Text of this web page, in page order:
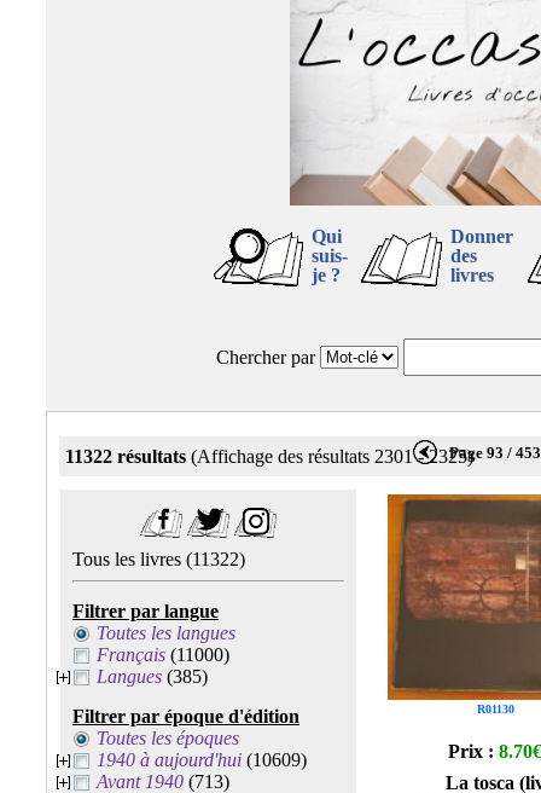
Qui
suis-
je ?
Donner
des
livres
Chercher par
11322 résultats (Affichage des résultats 2301 - 2325)Page 93 / 453
Tous les livres (11322)
Filtrer par langue
Toutes les langues
Français (11000)
Langues (385)
Filtrer par époque d'édition
Toutes les époques
1940 à aujourd'hui (10609)
Avant 1940 (713)
R01130
Prix : 8.70€
La tosca